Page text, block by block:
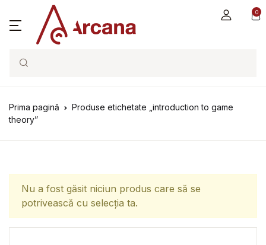
0
Search
Prima pagină
Produse etichetate „introduction to game
theory”
Nu a fost găsit niciun produs care să se
potrivească cu selecția ta.